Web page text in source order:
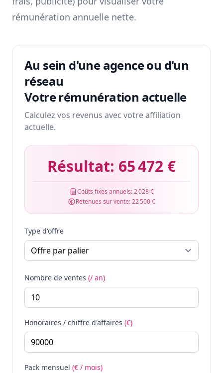
rémunération annuelle nette.
Au sein d'une agence ou d'un
réseau
Votre rémunération actuelle
Calculez vos revenus avec votre affiliation
actuelle.
Résultat: 65 472 €
Coûts fixes annuels:2 028 €
Retenues sur vente:22 500 €
Type d'offre
Nombre de ventes (/ an)
Honoraires / chiffre d'affaires (€)
Pack mensuel (€ / mois)